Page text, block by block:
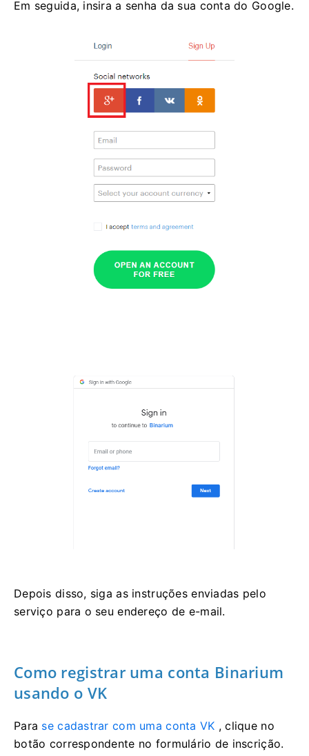
Em seguida, insira a senha da sua conta do Google.
Depois disso, siga as instruções enviadas pelo
serviço para o seu endereço de e-mail.
Como registrar uma conta Binarium
usando o VK
Para se cadastrar com uma conta VK , clique no
botão correspondente no formulário de inscrição.